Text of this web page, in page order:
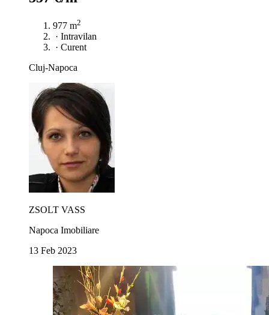
977 m2
· Intravilan
· Curent
Cluj-Napoca
ZSOLT VASS
Napoca Imobiliare
13 Feb 2023